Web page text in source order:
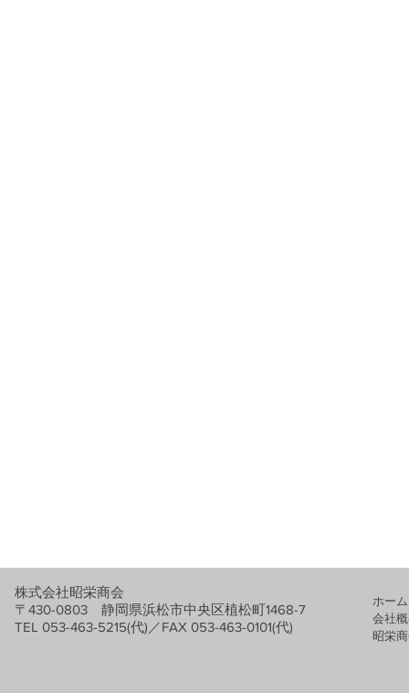
株式会社昭栄商会
〒430-0803 静岡県浜松市中央区植松町1468-7
TEL 053-463-5215(代)／FAX 053-463-0101(代)
ホーム
会社
昭栄